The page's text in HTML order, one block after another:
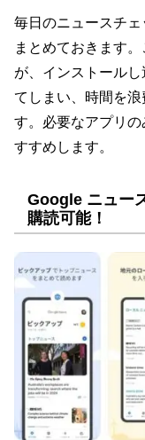
毎日のニュースチ
まとめておきます
が、インストール
てしまい、時間を
す。必要なアプリ
すすめします。
Google ニュー
購読可能！